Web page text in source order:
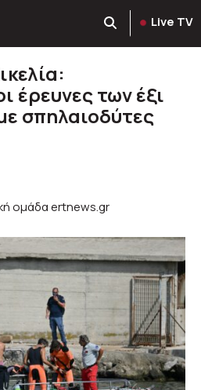
Live TV
έρευνες των έξι
σπηλαιοδύτες
ομάδα ertnews.gr